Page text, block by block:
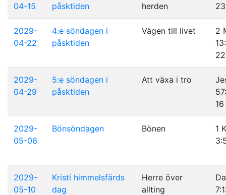
04-15
påsktiden
herden
2029-
04-22
4:e söndagen i
påsktiden
Vägen till livet
2
22
2029-
04-29
5:e söndagen i
påsktiden
Att växa i tro
16
2029-
05-06
Bönsöndagen Bönen
1
2029-
05-10
Kristi himmelsfärds
dag
Herre över
allting